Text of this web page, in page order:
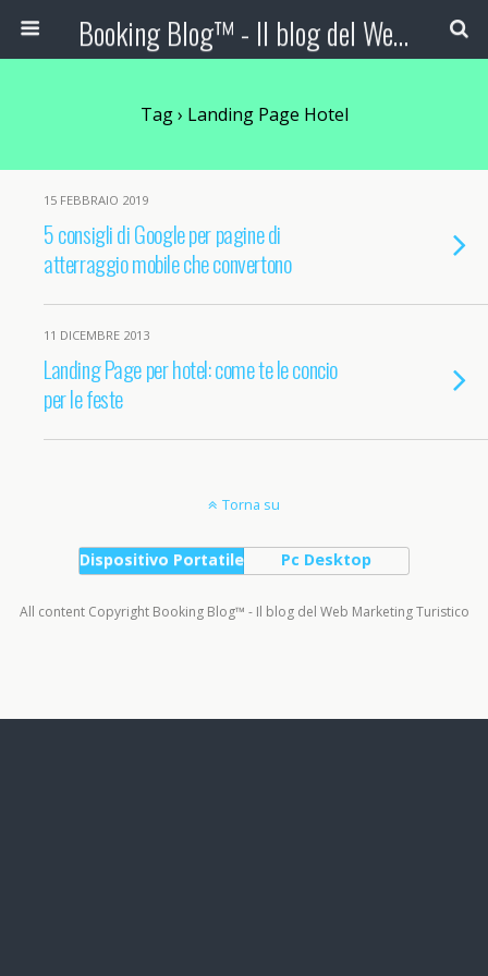
Booking Blog™ - Il blog del Web Marketing Turistico
Tag › Landing Page Hotel
15 FEBBRAIO 2019
5 consigli di Google per pagine di
atterraggio mobile che convertono
11 DICEMBRE 2013
Landing Page per hotel: come te le concio
per le feste
Torna su
Dispositivo Portatile Pc Desktop
All content Copyright Booking Blog™ - Il blog del Web Marketing Turistico